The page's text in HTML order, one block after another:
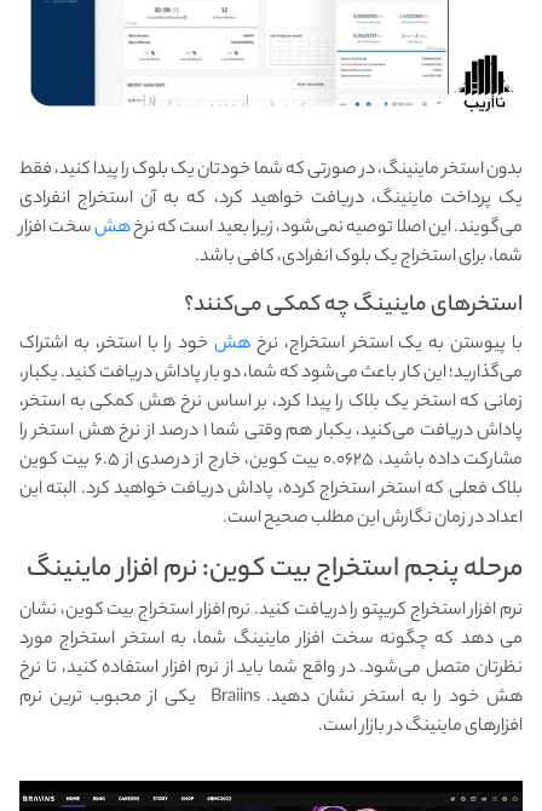
بدون استخر ماینینگ، در صورتی که شما خودتان یک بلوک را پیدا کنید، فقط
یک پرداخت ماینینگ، دریافت خواهید کرد، که به آن استخراج انفرادی
می‌گویند. این اصلا توصیه نمی‌شود، زیرا بعید است که نرخهشسخت افزار
شما، برای استخراج یک بلوک انفرادی، کافی باشد.
استخرهای ماینینگ چه کمکی می‌کنند؟
با پیوستن به یک استخر استخراج، نرخ هشخود را با استخر، به اشتراک
می‌گذارید؛ این کار باعث می‌شود که شما، دو بار پاداش دریافت کنید. یکبار،
زمانی که استخر یک بلاک را پیدا کرد، بر اساس نرخ هش کمکی به استخر،
پاداش دریافت می‌کنید، یکبار هم وقتی شما ۱ درصد از نرخ هش استخر را
مشارکت داده باشید، ۰.۰۶۲۵ بیت کوین، خارج از درصدی از ۶.۵ بیت کوین
بلاک فعلی که استخر استخراج کرده، پاداش دریافت خواهید کرد. البته این
اعداد در زمان نگارش این مطلب صحیح است.
مرحله پنجم استخراج بیت کوین: نرم افزار ماینینگ
نرم افزار استخراج کریپتو را دریافت کنید. نرم افزار استخراج بیت کوین، نشان
می دهد که چگونه سخت افزار ماینینگ شما، به استخر استخراج مورد
نظرتان متصل می‌شود. در واقع شما باید از نرم افزار استفاده کنید، تا نرخ
هش خود را به استخر نشان دهید. Braiins یکی از محبوب ترین نرم
افزارهای ماینینگ در بازار است.